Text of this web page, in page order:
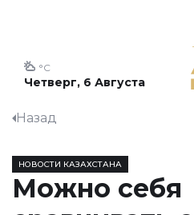
Четверг, 6 Августа
°C
Назад
НОВОСТИ КАЗАХСТАНА
Можно себя